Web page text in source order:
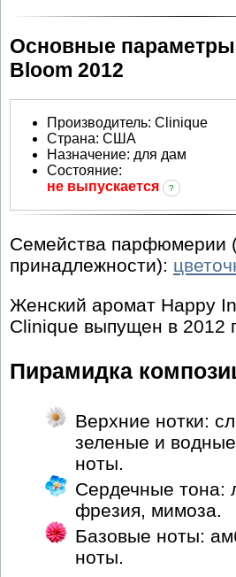
Основные параметры
Bloom 2012
Производитель: Clinique
Страна: США
Назначение: для дам
Состояние:
не выпускается
?
Семейства парфюмерии
принадлежности):
Женский аромат Happy
Clinique выпущен в 2012
Пирамидка
Верхние нотки:
зеленые и
ноты.
Сердечные тона:
фрезия, мимоза.
Базовые ноты:
ноты.